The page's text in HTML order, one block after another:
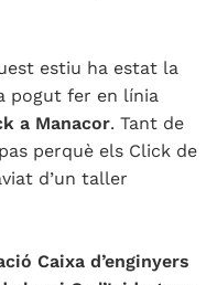
estiu ha estat la
pogut fer en línia
a Manacor. Tant de
perquè els Click de
d’un taller
Caixa d’enginyers